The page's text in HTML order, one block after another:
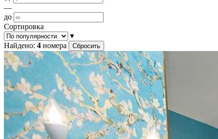
—
до
Сортировка
▾
Найдено: 4 номера Сбросить